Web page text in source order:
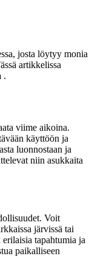
josta löytyy monia
artikkelissa
.
viime aikoina.
käyttöön ja
luonnostaan ja
niin asukkaita
Voit
järvissä tai
tapahtumia ja
paikalliseen